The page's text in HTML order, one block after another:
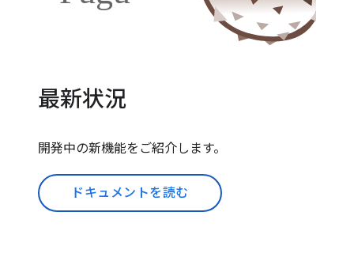
最新状況
開発中の新機能をご紹介します。
ドキュメントを読む